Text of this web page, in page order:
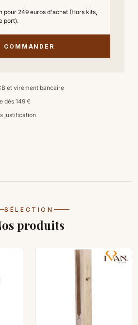
pour 249 euros d'achat (Hors kits,
port).
COMMANDER
et virement bancaire
dès 149 €
justification
SÉLECTION
produits